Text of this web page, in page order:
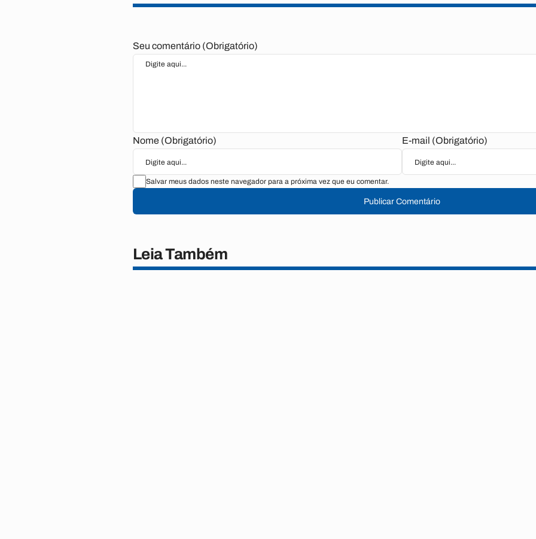
Seu comentário (Obrigatório)
Nome (Obrigatório) E-mail (Obrigatório)
Salvar meus dados neste navegador para a próxima vez que eu comentar.
Publicar Comentário
Leia Também